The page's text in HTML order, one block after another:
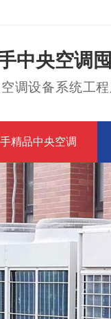
中央空调
调设备系统工
精品中央空调